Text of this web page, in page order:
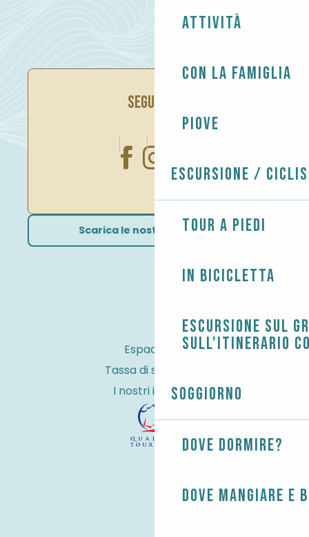
Attività
Con la famiglia
Piove
Escursione /
Tour a piedi
In bicicletta
Escursione sul
sull'itinerario
Soggiorno
Dove dormire?
Dove mangiare e
SEGUITECI
Scarica le nostre brochure
Espace Pro
Tassa di soggiorno
I nostri impegni